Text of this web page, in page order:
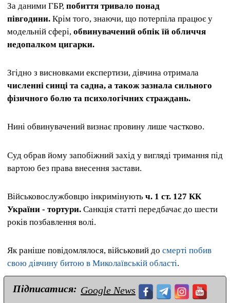
За даними ГБР, побиття тривало понад
півгодини. Крім того, знаючи, що потерпіла працює у
модельній сфері, обвинувачений обпік їй обличчя
недопалком цигарки.
Згідно з висновками експертизи, дівчина отримала
численні синці та садна, а також зазнала сильного
фізичного болю та психологічних страждань.
Нині обвинувачений визнає провину лише частково.
Суд обрав йому запобіжний захід у вигляді тримання під
вартою без права внесення застави.
Військовослужбовцю інкримінують ч. 1 ст. 127 КК
України - тортури. Санкція статті передбачає до шести
років позбавлення волі.
Як раніше повідомлялося, військовий до смерті побив
свою дівчину битою в Миколаївській області.
Підписатися: Google News